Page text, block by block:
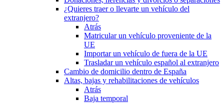
¿Quieres traer o llevarte un vehículo del
extranjero?
Atrás
Matricular un vehículo proveniente de la
UE
Importar un vehículo de fuera de la UE
Trasladar un vehículo español al extranjero
Cambio de domicilio dentro de España
Altas, bajas y rehabilitaciones de vehículos
Atrás
Baja temporal